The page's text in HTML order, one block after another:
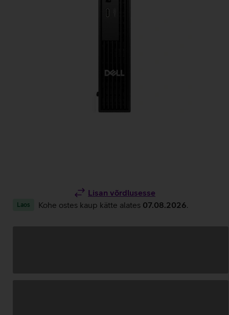
Lisan võrdlusesse
Laos Kohe ostes kaup kätte alates 07.08.2026